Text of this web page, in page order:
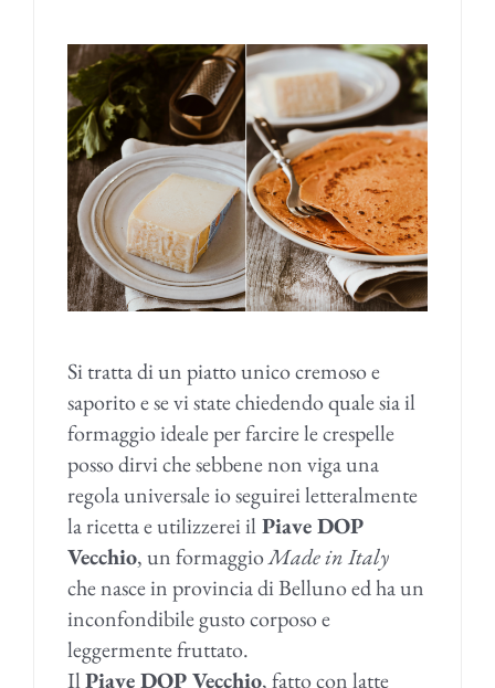
Si tratta di un piatto unico cremoso e
saporito e se vi state chiedendo quale sia il
formaggio ideale per farcire le crespelle
posso dirvi che sebbene non viga una
regola universale io seguirei letteralmente
la ricetta e utilizzerei ilPiave DOP
Vecchio, un formaggioMade in Italy
che nasce in provincia di Belluno ed ha un
inconfondibile gusto corposo e
leggermente fruttato.
IlPiave DOP Vecchio, fatto con latte